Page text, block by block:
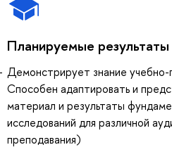
Планируемые результаты
Демонстрирует знание
Способен адаптировать и
материал и результаты
исследований для различной
преподавания)